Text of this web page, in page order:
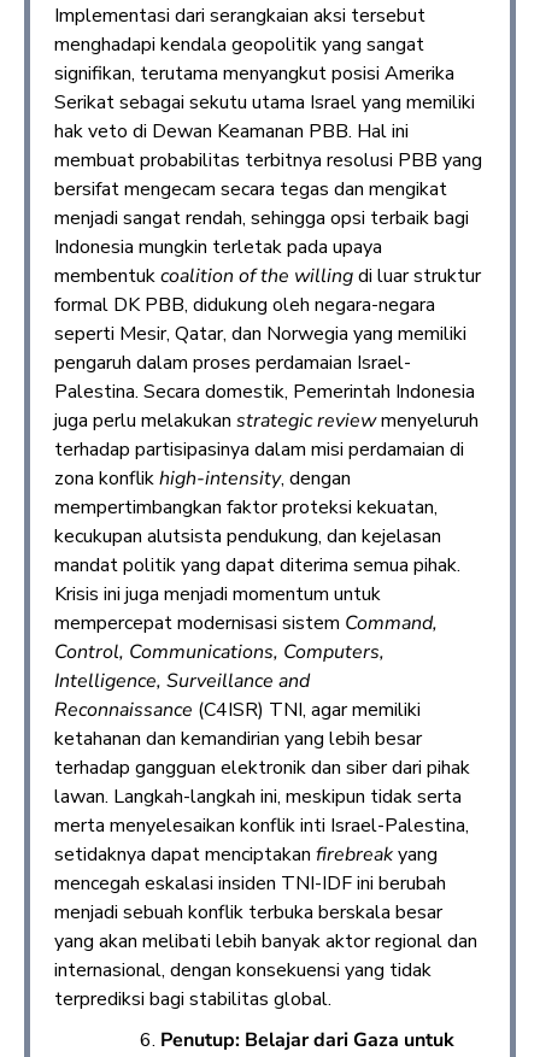
Implementasi dari serangkaian aksi tersebut
menghadapi kendala geopolitik yang sangat
signifikan, terutama menyangkut posisi Amerika
Serikat sebagai sekutu utama Israel yang memiliki
hak veto di Dewan Keamanan PBB. Hal ini
membuat probabilitas terbitnya resolusi PBB yang
bersifat mengecam secara tegas dan mengikat
menjadi sangat rendah, sehingga opsi terbaik bagi
Indonesia mungkin terletak pada upaya
membentukcoalition of the willingdi luar struktur
formal DK PBB, didukung oleh negara-negara
seperti Mesir, Qatar, dan Norwegia yang memiliki
pengaruh dalam proses perdamaian Israel-
Palestina. Secara domestik, Pemerintah Indonesia
juga perlu melakukan strategic reviewmenyeluruh
terhadap partisipasinya dalam misi perdamaian di
zona konflikhigh-intensity, dengan
mempertimbangkan faktor proteksi kekuatan,
kecukupan alutsista pendukung, dan kejelasan
mandat politik yang dapat diterima semua pihak.
Krisis ini juga menjadi momentum untuk
mempercepat modernisasi sistem Command,
Control, Communications, Computers,
Intelligence, Surveillance and
Reconnaissance (C4ISR) TNI, agar memiliki
ketahanan dan kemandirian yang lebih besar
terhadap gangguan elektronik dan siber dari pihak
lawan. Langkah-langkah ini, meskipun tidak serta
merta menyelesaikan konflik inti Israel-Palestina,
setidaknya dapat menciptakan firebreakyang
mencegah eskalasi insiden TNI-IDF ini berubah
menjadi sebuah konflik terbuka berskala besar
yang akan melibati lebih banyak aktor regional dan
internasional, dengan konsekuensi yang tidak
terprediksi bagi stabilitas global.
Penutup: Belajar dari Gaza untuk